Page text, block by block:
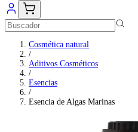
Cosmética natural
/
Aditivos Cosméticos
/
Esencias
/
Esencia de Algas Marinas